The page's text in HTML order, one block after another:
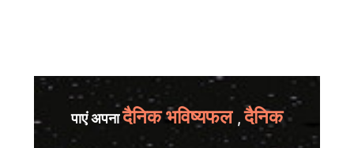
पाएं अपनादैनिक भविष्यफल ,दैनिक